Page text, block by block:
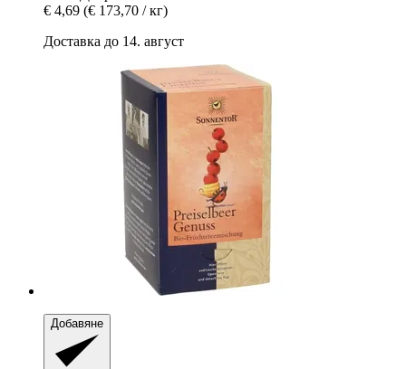
€ 4,69 (€ 173,70 / кг)
Доставка до 14. август
Добавяне